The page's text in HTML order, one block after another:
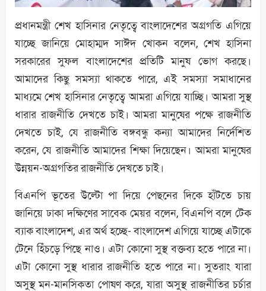
প্রধানমন্ত্রী শেখ হাসিনার নেতৃত্বে বাংলাদেশের অগ্রগতি এগিয়ে
যাচ্ছে জানিয়ে মোহাম্মদ সাঈদ খোকন বলেন, শেখ হাসিনা
সরকারের সুফল বাংলাদেশের প্রতিটি মানুষ ভোগ করছে।
আমাদের কিছু সমস্যা থাকতে পারে, এই সমস্যা সমাধানের
মাধ্যমে শেখ হাসিনার নেতৃত্বে আমরা এগিয়ে যাচ্ছি। আমরা সুস্থ
ধারার রাজনীতি দেখতে চাই। আমরা মানুষের পক্ষে রাজনীতি
দেখতে চাই, যে রাজনীতি বঙ্গবন্ধু কন্যা আমাদের নির্দেশিত
করেন, যে রাজনীতি আমাদের শিক্ষা দিয়েছেন। আমরা মানুষের
উন্নয়ন-অগ্রগতির রাজনীতি দেখতে চাই।
বিএনপি ভূতের উল্টো পা দিয়ে পেছনের দিকে হাঁটতে চায়
জানিয়ে ঢাকা দক্ষিণের সাবেক মেয়র বলেন, বিএনপি বলে টেক
ব্যাক বাংলাদেশ, এর অর্থ হচ্ছে- বাংলাদেশ এগিয়ে যাচ্ছে এটাকে
টেনে হিঁচড়ে পিছে নাও। এটা কোনো সুস্থ বক্তব্য হতে পারে না।
এটা কোনো সুস্থ ধারার রাজনীতি হতে পারে না। সুতরাং যারা
অসুস্থ মন-মানসিকতা পোষণ করে, যারা অসুস্থ রাজনীতির চর্চার